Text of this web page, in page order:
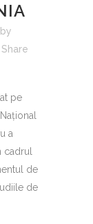
by
Share
pe
a
cadrul
de
de